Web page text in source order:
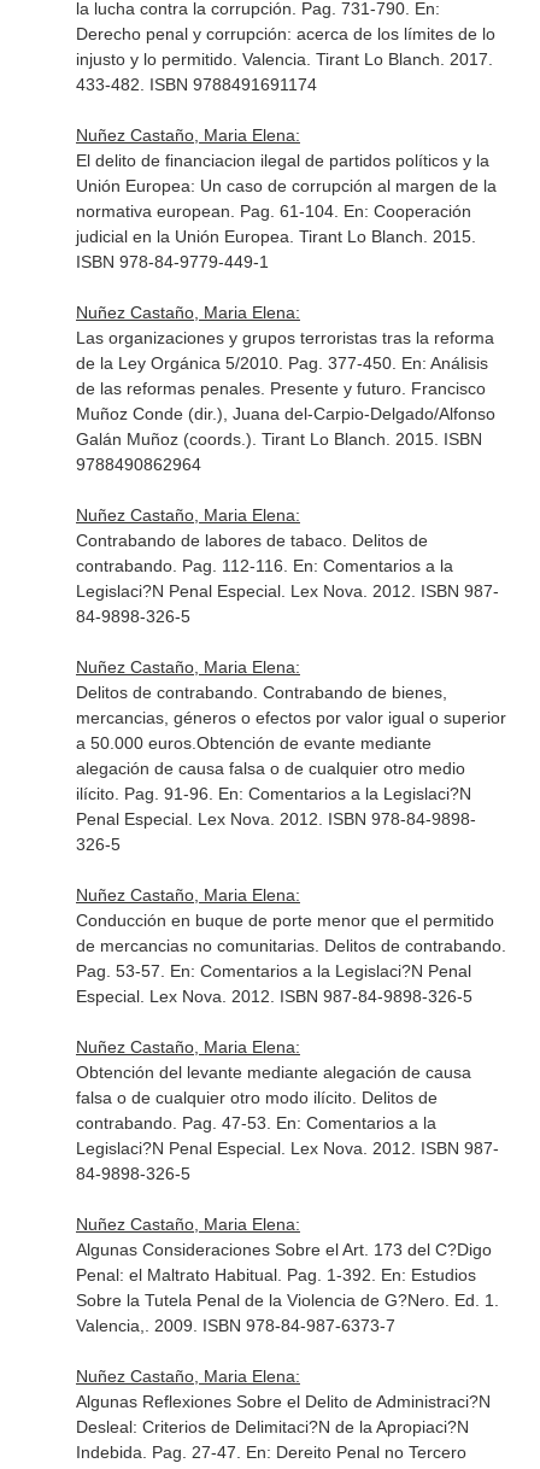
la lucha contra la corrupción. Pag. 731-790. En:
Derecho penal y corrupción: acerca de los límites de lo
injusto y lo permitido. Valencia. Tirant Lo Blanch. 2017.
433-482. ISBN 9788491691174
Nuñez Castaño, Maria Elena:
El delito de financiacion ilegal de partidos políticos y la
Unión Europea: Un caso de corrupción al margen de la
normativa european. Pag. 61-104. En: Cooperación
judicial en la Unión Europea . Tirant Lo Blanch. 2015.
ISBN 978-84-9779-449-1
Nuñez Castaño, Maria Elena:
Las organizaciones y grupos terroristas tras la reforma
de la Ley Orgánica 5/2010. Pag. 377-450. En: Análisis
de las reformas penales. Presente y futuro. Francisco
Muñoz Conde (dir.), Juana del-Carpio-Delgado/Alfonso
Galán Muñoz (coords.) . Tirant Lo Blanch. 2015. ISBN
9788490862964
Nuñez Castaño, Maria Elena:
Contrabando de labores de tabaco. Delitos de
contrabando. Pag. 112-116. En: Comentarios a la
Legislaci?N Penal Especial. Lex Nova. 2012. ISBN 987-
84-9898-326-5
Nuñez Castaño, Maria Elena:
Delitos de contrabando. Contrabando de bienes,
mercancias, géneros o efectos por valor igual o superior
a 50.000 euros.Obtención de evante mediante
alegación de causa falsa o de cualquier otro medio
ilícito. Pag. 91-96. En: Comentarios a la Legislaci?N
Penal Especial. Lex Nova. 2012. ISBN 978-84-9898-
326-5
Nuñez Castaño, Maria Elena:
Conducción en buque de porte menor que el permitido
de mercancias no comunitarias. Delitos de contrabando.
Pag. 53-57. En: Comentarios a la Legislaci?N Penal
Especial. Lex Nova. 2012. ISBN 987-84-9898-326-5
Nuñez Castaño, Maria Elena:
Obtención del levante mediante alegación de causa
falsa o de cualquier otro modo ilícito. Delitos de
contrabando. Pag. 47-53. En: Comentarios a la
Legislaci?N Penal Especial. Lex Nova. 2012. ISBN 987-
84-9898-326-5
Nuñez Castaño, Maria Elena:
Algunas Consideraciones Sobre el Art. 173 del C?Digo
Penal: el Maltrato Habitual. Pag. 1-392. En: Estudios
Sobre la Tutela Penal de la Violencia de G?Nero. Ed. 1.
Valencia,. 2009. ISBN 978-84-987-6373-7
Nuñez Castaño, Maria Elena:
Algunas Reflexiones Sobre el Delito de Administraci?N
Desleal: Criterios de Delimitaci?N de la Apropiaci?N
Indebida. Pag. 27-47. En: Dereito Penal no Tercero